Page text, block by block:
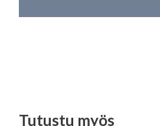
Tutustu myös